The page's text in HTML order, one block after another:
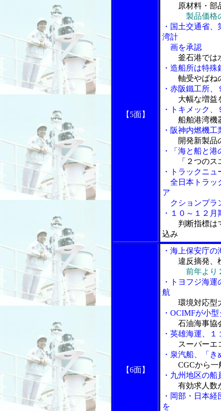
【5面】
原材料・部
製品価格
・国土交通省
湾計
画を承認
釜石港では
・造船所は特
軸受やばね
・赤阪鐵工所
大幅な増益
・トキメック
船舶港湾機
・阪神内燃機
開発新製品
・「海と船と港
「２つの
・トラックニュ
全日本トラッ
ア
クションプラ
・１０～１２
判断指標は
込み
【6面】
・海上保安庁
違反摘発、
前年より
・トヨフジ海
航
環境対応型
・OCIMFが小
石油海事協
・英雄海運、
スーパーエ
・泉汽船、「
CGCから一
・九州地区の
有効求人数
・岡部・日本
を